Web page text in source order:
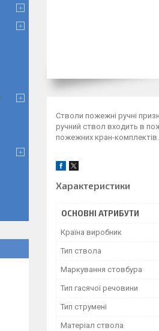
Стволи пожежні ручні
ручний ствол входить в
пожежних кран-комплектів.
Характеристики
ОСНОВНІ АТРИБУТИ
Країна виробник
Тип ствола
Маркування стовбура
Тип гасячої речовини
Тип струмені
Матеріал ствола